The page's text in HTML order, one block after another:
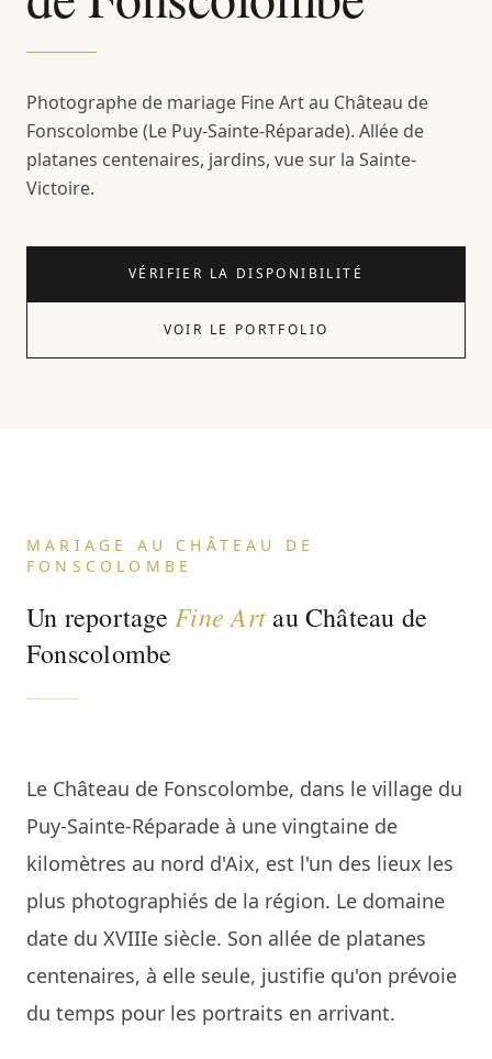
Photographe de mariage Fine Art au Château de
Fonscolombe (Le Puy-Sainte-Réparade). Allée de
platanes centenaires, jardins, vue sur la Sainte-
Victoire.
VÉRIFIER LA DISPONIBILITÉ
VOIR LE PORTFOLIO
MARIAGE AU CHÂTEAU DE
FONSCOLOMBE
Un reportageFine Art au Château de
Fonscolombe
Le Château de Fonscolombe, dans le village du
Puy-Sainte-Réparade à une vingtaine de
kilomètres au nord d'Aix, est l'un des lieux les
plus photographiés de la région. Le domaine
date du XVIIIe siècle. Son allée de platanes
centenaires, à elle seule, justifie qu'on prévoie
du temps pour les portraits en arrivant.